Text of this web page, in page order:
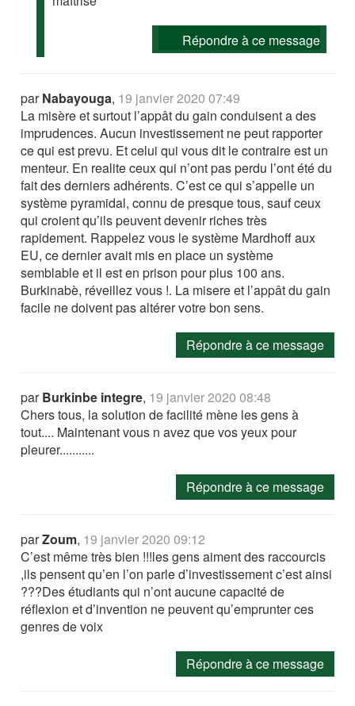
Répondre à ce message
parNabayouga, 19 janvier 2020 07:49
La misère et surtout l’appât du gain conduisent a des
imprudences. Aucun investissement ne peut rapporter
ce qui est prevu. Et celui qui vous dit le contraire est un
menteur. En realite ceux qui n’ont pas perdu l’ont été du
fait des derniers adhérents. C’est ce qui s’appelle un
système pyramidal, connu de presque tous, sauf ceux
qui croient qu’ils peuvent devenir riches très
rapidement. Rappelez vous le système Mardhoff aux
EU, ce dernier avait mis en place un système
semblable et il est en prison pour plus 100 ans.
Burkinabè, réveillez vous !. La misere et l’appât du gain
facile ne doivent pas altérer votre bon sens.
Répondre à ce message
parBurkinbe integre, 19 janvier 2020 08:48
Chers tous, la solution de facilité mène les gens à
tout.... Maintenant vous n avez que vos yeux pour
pleurer...........
Répondre à ce message
parZoum, 19 janvier 2020 09:12
C’est même très bien !!!les gens aiment des raccourcis
,ils pensent qu’en l’on parle d’investissement c’est ainsi
???Des étudiants qui n’ont aucune capacité de
réflexion et d’invention ne peuvent qu’emprunter ces
genres de voix
Répondre à ce message